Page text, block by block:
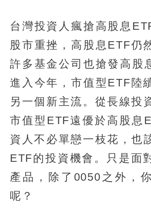
台灣投資人瘋搶高股息
股市重挫，高股息ETF仍
許多基金公司也搶發高股
進入今年，市值型ETF陸
另一個新主流。從長線投
市值型ETF遠優於高股息
資人不必單戀一枝花，也
ETF的投資機會。只是面
產品，除了0050之外，
呢？